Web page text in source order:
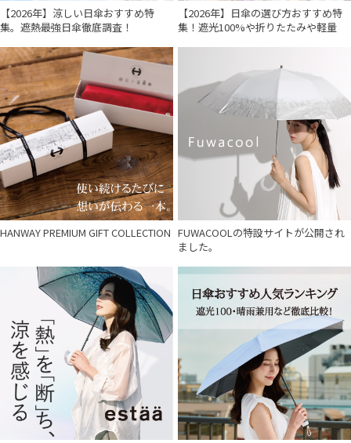
【2026年】涼しい日傘おすすめ特
集。遮熱最強日傘徹底調査！
【2026年】日傘の選び方おすすめ特
集！遮光100%や折りたたみや軽量
HANWAY PREMIUM GIFT COLLECTION FUWACOOLの特設サイトが公開され
ました。